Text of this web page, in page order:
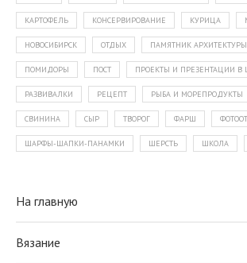
КАРТОФЕЛЬ КОНСЕРВИРОВАНИЕ КУРИЦА
НОВОСИБИРСК ОТДЫХ ПАМЯТНИК АРХИТЕКТУРЫ
ПОМИДОРЫ ПОСТ ПРОЕКТЫ И ПРЕЗЕНТАЦИИ В
РАЗВИВАЛКИ РЕЦЕПТ РЫБА И МОРЕПРОДУКТЫ
СВИНИНА СЫР ТВОРОГ ФАРШ
ШАРФЫ-ШАПКИ-ПАНАМКИ ШЕРСТЬ ШКОЛА
На главную
Вязание